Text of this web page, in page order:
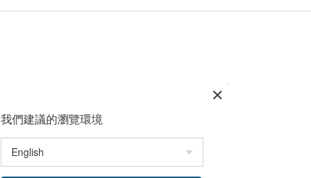
我們建議的瀏覽環境